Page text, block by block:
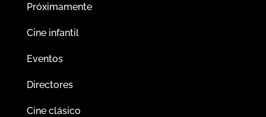
Próximamente
Cine infantil
Eventos
Directores
Cine clásico